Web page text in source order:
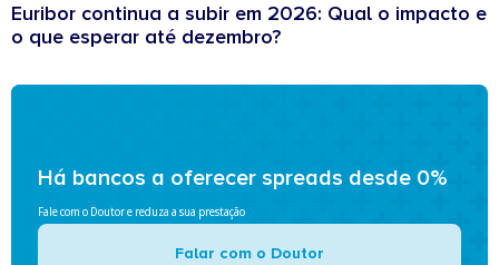
Euribor continua a subir em 2026: Qual o impacto e
o que esperar até dezembro?
Há bancos a oferecer spreads desde 0%
Fale com o Doutor e reduza a sua prestação
Falar com o Doutor